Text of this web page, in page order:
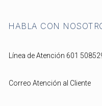
HABLA CON
Línea de Atención 601
Correo Atención al Cliente